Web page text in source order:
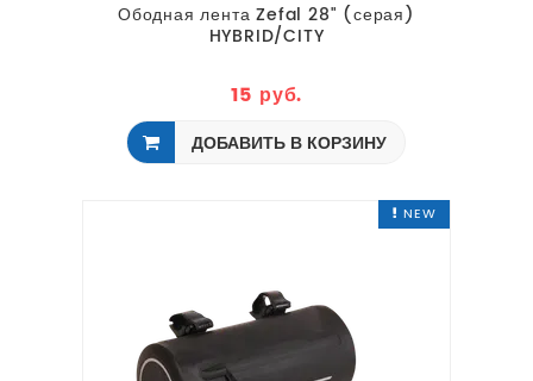
Ободная лента Zefal 28" (серая)
HYBRID/CITY
15 руб.
ДОБАВИТЬ В КОРЗИНУ
NEW